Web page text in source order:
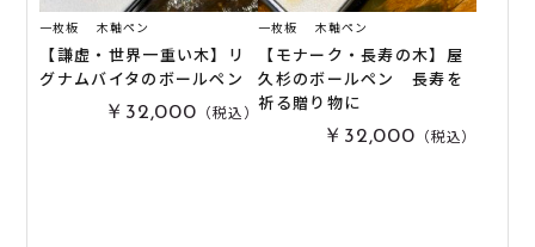
一枚板 木軸ペン
【謙虚・世界一重い木】リ
グナムバイタのボールペン
￥32,000 （税込）
一枚板 木軸ペン
【モナーク・長寿の木】屋
久杉のボールペン 長寿を
祈る贈り物に
￥32,000 （税込）